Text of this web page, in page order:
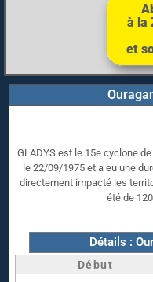
à la
et
GLADYS est le 15e cyclone
le 22/09/1975 et a eu une
directement impacté les
été de
Détails :
Début